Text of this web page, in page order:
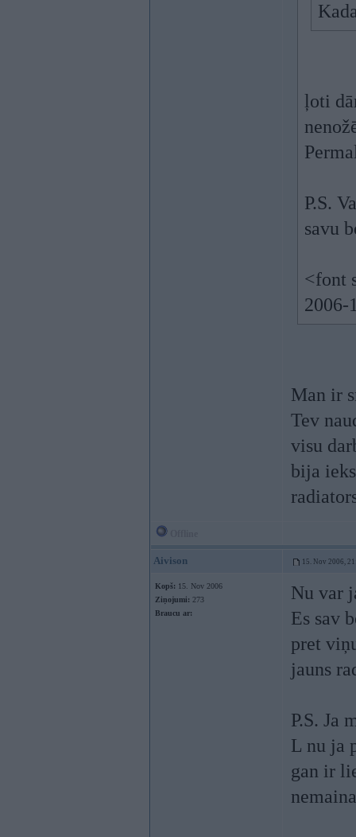
ļoti
P.S.
savu
<font
2006-
Man ir
Tev
visu
bija
Aivison 15. Nov 2006,
Kopš: 15. Nov 2006
Ziņojumi: 273
Braucu ar:
Nu var
Es sav
pret
jauns
P.S. Ja
L nu ja
gan ir